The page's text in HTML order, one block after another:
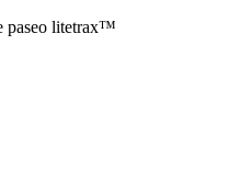
paseo litetrax™